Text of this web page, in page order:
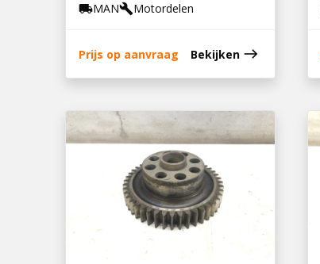
local_shippingMANbuildMotordelen
Prijs op aanvraag Bekijken east